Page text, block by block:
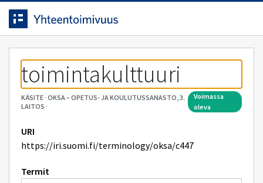
Siirrytty
sivulle
Siirry suoraan sisältöön.
toimintakulttuuri
KÄSITE· OKSA – OPETUS- JA KOULUTUSSANASTO, 3.
LAITOS ·
voimassa
oleva
URI
https://iri.suomi.fi/terminology/oksa/c447
Termit